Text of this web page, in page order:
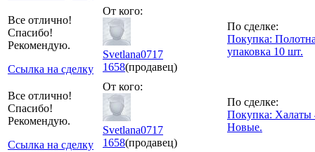
Все отлично!
Спасибо!
Рекомендую.
Ссылка на сделку
От кого:
Svetlana0717
1658(продавец)
По сделке:
Покупка:
упаковка 10 шт.
Все отлично!
Спасибо!
Рекомендую.
Ссылка на сделку
От кого:
Svetlana0717
1658(продавец)
По сделке:
Покупка: Халаты
Новые.